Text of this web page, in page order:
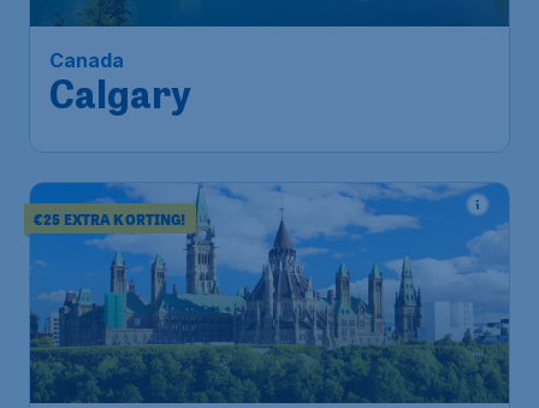
Calgary
Airport
1u geleden gevonden
€25 EXTRA KORTING!